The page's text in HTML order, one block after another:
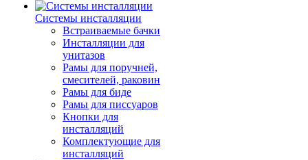
Системы инсталляции
Встраиваемые бачки
Инсталляции для
унитазов
Рамы для поручней,
смесителей, раковин
Рамы для биде
Рамы для писсуаров
Кнопки для
инсталляций
Комплектующие для
инсталляций